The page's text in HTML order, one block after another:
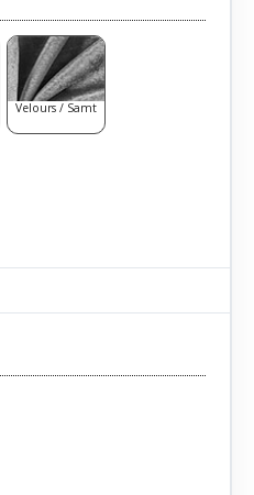
Velours / Samt